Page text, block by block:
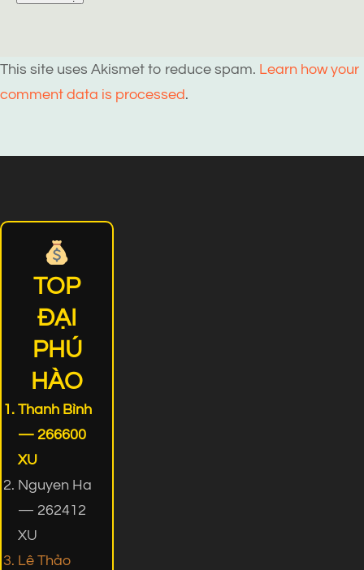
This site uses Akismet to reduce spam. Learn how your
comment data is processed.
TOP
ĐẠI
PHÚ
HÀO
Thanh Bình
— 266600
XU
Nguyen Ha
— 262412
XU
Lê Thảo